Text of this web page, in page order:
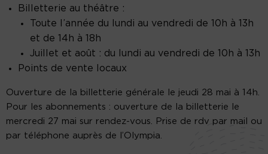
Billetterie au théâtre :
Toute l’année du lundi au vendredi de 10h à 13h
et de 14h à 18h
Juillet et août : du lundi au vendredi de 10h à 13h
Points de vente locaux
Ouverture de la billetterie générale le jeudi 28 mai à 14h.
Pour les abonnements : ouverture de la billetterie le
mercredi 27 mai sur rendez-vous. Prise de rdv par mail ou
par téléphone auprès de l’Olympia.